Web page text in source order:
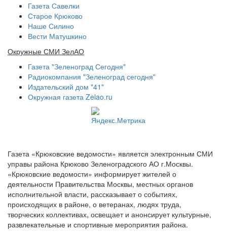
Газета Савелки
Старое Крюково
Наше Силино
Вести Матушкино
Окружные СМИ ЗелАО
Газета "Зеленоград Сегодня"
Радиокомпания "Зеленоград сегодня"
Издательский дом "41"
Окружная газета Zelao.ru
Газета «Крюковские ведомости» является электронным СМИ
управы района Крюково Зеленоградского АО г.Москвы.
«Крюковские ведомости» информирует жителей о
деятельности Правительства Москвы, местных органов
исполнительной власти, рассказывает о событиях,
происходящих в районе, о ветеранах, людях труда,
творческих коллективах, освещает и анонсирует культурные,
развлекательные и спортивные мероприятия района.